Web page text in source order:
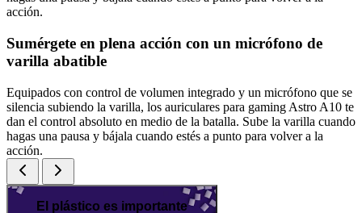
acción.
Sumérgete en plena acción con un micrófono de
varilla abatible
Equipados con control de volumen integrado y un micrófono que se
silencia subiendo la varilla, los auriculares para gaming Astro A10 te
dan el control absoluto en medio de la batalla. Sube la varilla cuando
hagas una pausa y bájala cuando estés a punto para volver a la
acción.
El plástico es importante